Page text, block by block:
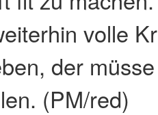
volle
der
(PM/red)